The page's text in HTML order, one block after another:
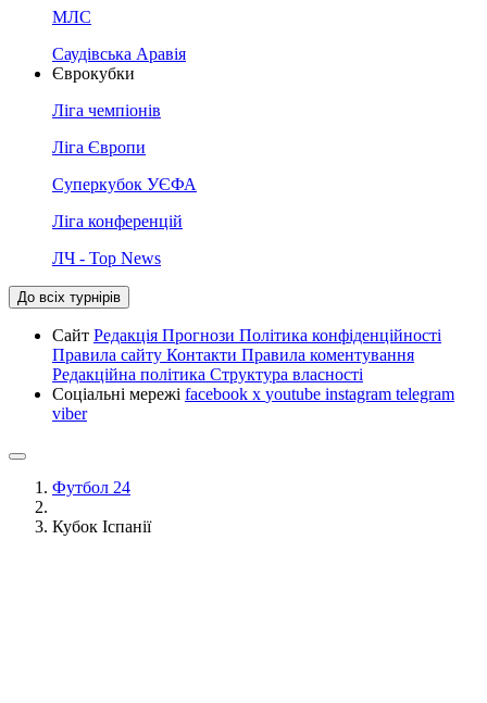
МЛС
Саудівська Аравія
Єврокубки
Ліга чемпіонів
Ліга Європи
Суперкубок УЄФА
Ліга конференцій
ЛЧ - Top News
До всіх турнірів
Сайт Редакція Прогнози Політика конфіденційності
Правила сайту Контакти Правила коментування
Редакційна політика Структура власності
Соціальні мережі facebook x youtube instagram telegram
viber
Футбол 24
Кубок Іспанії